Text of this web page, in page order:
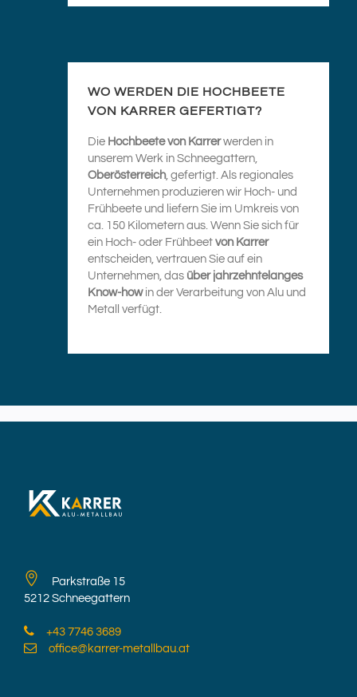
WO WERDEN DIE HOCHBEETE
VON KARRER GEFERTIGT?
Die Hochbeete von Karrerwerden in
unserem Werk in Schneegattern,
Oberösterreich, gefertigt. Als regionales
Unternehmen produzieren wir Hoch- und
Frühbeete und liefern Sie im Umkreis von
ca. 150 Kilometern aus. Wenn Sie sich für
ein Hoch- oder Frühbeet von Karrer
entscheiden, vertrauen Sie auf ein
Unternehmen, das über jahrzehntelanges
Know-howin der Verarbeitung von Alu und
Metall verfügt.
Parkstraße 15
5212 Schneegattern
+43 7746 3689
office@karrer-metallbau.at